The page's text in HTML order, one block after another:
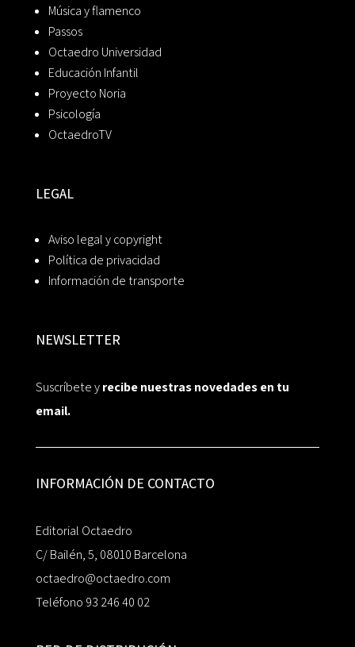
Música y flamenco
Passos
Octaedro Universidad
Educación Infantil
Proyecto Noria
Psicología
OctaedroTV
LEGAL
Aviso legal y copyright
Política de privacidad
Información de transporte
NEWSLETTER
Suscríbete yrecibe nuestras novedades en tu
email.
INFORMACIÓN DE CONTACTO
Editorial Octaedro
C/ Bailén, 5, 08010 Barcelona
octaedro@octaedro.com
Teléfono 93 246 40 02